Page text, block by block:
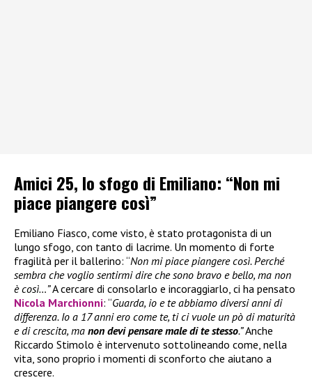
Amici 25, lo sfogo di Emiliano: “Non mi
piace piangere così”
Emiliano Fiasco, come visto, è stato protagonista di un
lungo sfogo, con tanto di lacrime. Un momento di forte
fragilità per il ballerino: “Non mi piace piangere così. Perché
sembra che voglio sentirmi dire che sono bravo e bello, ma non
è così…”A cercare di consolarlo e incoraggiarlo, ci ha pensato
Nicola Marchionni: “Guarda, io e te abbiamo diversi anni di
differenza. Io a 17 anni ero come te, ti ci vuole un pò di maturità
e di crescita, ma non devi pensare male di te stesso.”Anche
Riccardo Stimolo è intervenuto sottolineando come, nella
vita, sono proprio i momenti di sconforto che aiutano a
crescere.